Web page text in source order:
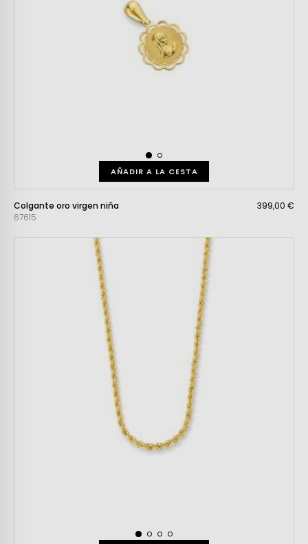
AÑADIR A LA CESTA
Colgante oro virgen niña
67615
399,00 €